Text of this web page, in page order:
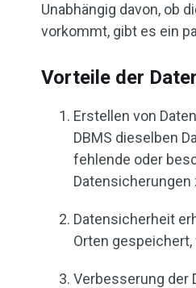
Unabhängig davon, ob
vorkommt, gibt es ein
Vorteile der
Erstellen von
DBMS dieselben
fehlende oder
Datensicherheit
Orten
Verbesserung der